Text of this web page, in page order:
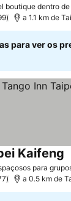
boutique dentro
a 1.1 km de
para ver os
para
Kaifeng
a 0.5 km de